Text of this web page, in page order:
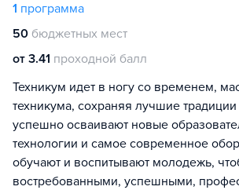
1 программа
50 бюджетных мест
от 3.41 проходной балл
Техникум идет в ногу со временем,
техникума, сохраняя лучшие
успешно осваивают новые
технологии и самое современное
обучают и воспитывают молодежь,
востребованными, успешными,